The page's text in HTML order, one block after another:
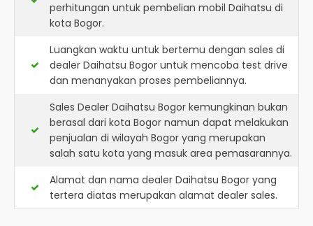
perhitungan untuk pembelian mobil Daihatsu di
kota Bogor.
Luangkan waktu untuk bertemu dengan sales di
dealer Daihatsu Bogor untuk mencoba test drive
dan menanyakan proses pembeliannya.
Sales Dealer Daihatsu Bogor kemungkinan bukan
berasal dari kota Bogor namun dapat melakukan
penjualan di wilayah Bogor yang merupakan
salah satu kota yang masuk area pemasarannya.
Alamat dan nama dealer Daihatsu Bogor yang
tertera diatas merupakan alamat dealer sales.